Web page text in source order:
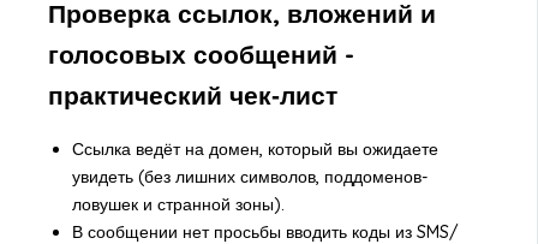
Проверка ссылок, вложений и
голосовых сообщений -
практический чек‑лист
Ссылка ведёт на домен, который вы ожидаете
увидеть (без лишних символов, поддоменов-
ловушек и странной зоны).
В сообщении нет просьбы вводить коды из SMS/